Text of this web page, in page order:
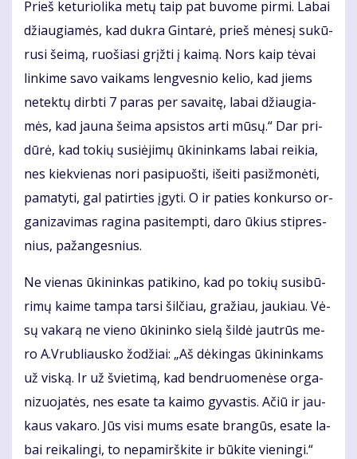
Prieš ke­tu­rio­li­ka me­tų taip pat bu­vo­me pir­mi. La­bai
džiau­gia­mės, kad duk­ra Gin­ta­rė, prieš mė­ne­sį su­kū­
ru­si šei­mą, ruo­šia­si grįž­ti į kai­mą. Nors kaip tė­vai
lin­ki­me sa­vo vai­kams leng­ves­nio ke­lio, kad jiems
ne­tek­tų dirb­ti 7 pa­ras per sa­vai­tę, la­bai džiau­gia­
mės, kad jau­na šei­ma ap­si­stos ar­ti mū­sų.“ Dar pri­
dū­rė, kad to­kių su­si­ė­ji­mų ūki­nin­kams la­bai rei­kia,
nes kiek­vie­nas no­ri pa­si­puoš­ti, iš­ei­ti pa­si­žmo­nė­ti,
pa­ma­ty­ti, gal pa­tir­ties įgy­ti. O ir pa­ties kon­kur­so or­
ga­ni­za­vi­mas ra­gi­na pa­si­temp­ti, da­ro ūkius stip­res­
nius, pa­žan­ges­nius.
Ne vie­nas ūki­nin­kas pa­ti­ki­no, kad po to­kių su­si­bū­
ri­mų kai­me tam­pa tar­si šil­čiau, gra­žiau, jau­kiau. Vė­
sų va­ka­rą ne vie­no ūki­nin­ko sie­lą šil­dė jaut­rūs me­
ro A.Vrub­liaus­ko žo­džiai: „Aš dė­kin­gas ūki­nin­kams
už vis­ką. Ir už švie­ti­mą, kad ben­druo­me­nė­se or­ga­
ni­zuo­ja­tės, nes esa­te ta kai­mo gy­vas­tis. Ačiū ir jau­
kaus va­ka­ro. Jūs vi­si mums esa­te bran­gūs, esa­te la­
bai rei­ka­lin­gi, to ne­pa­mirš­ki­te ir bū­ki­te vie­nin­gi.“